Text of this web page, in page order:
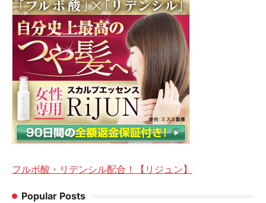
フルボ酸・リデンシル配合！【リジュン】
Popular Posts